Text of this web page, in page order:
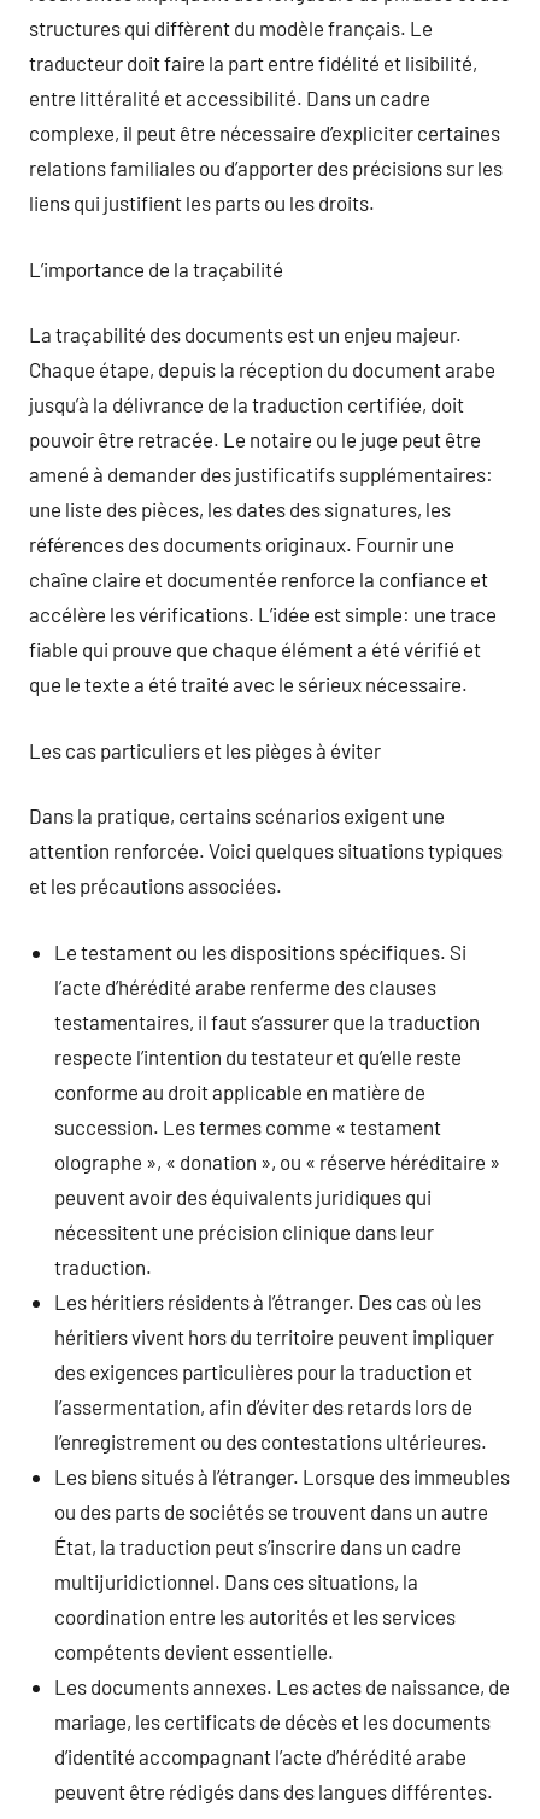
structures qui diffèrent du modèle français. Le
traducteur doit faire la part entre fidélité et lisibilité,
entre littéralité et accessibilité. Dans un cadre
complexe, il peut être nécessaire d’expliciter certaines
relations familiales ou d’apporter des précisions sur les
liens qui justifient les parts ou les droits.
L’importance de la traçabilité
La traçabilité des documents est un enjeu majeur.
Chaque étape, depuis la réception du document arabe
jusqu’à la délivrance de la traduction certifiée, doit
pouvoir être retracée. Le notaire ou le juge peut être
amené à demander des justificatifs supplémentaires:
une liste des pièces, les dates des signatures, les
références des documents originaux. Fournir une
chaîne claire et documentée renforce la confiance et
accélère les vérifications. L’idée est simple: une trace
fiable qui prouve que chaque élément a été vérifié et
que le texte a été traité avec le sérieux nécessaire.
Les cas particuliers et les pièges à éviter
Dans la pratique, certains scénarios exigent une
attention renforcée. Voici quelques situations typiques
et les précautions associées.
Le testament ou les dispositions spécifiques. Si
l’acte d’hérédité arabe renferme des clauses
testamentaires, il faut s’assurer que la traduction
respecte l’intention du testateur et qu’elle reste
conforme au droit applicable en matière de
succession. Les termes comme « testament
olographe », « donation », ou « réserve héréditaire »
peuvent avoir des équivalents juridiques qui
nécessitent une précision clinique dans leur
traduction.
Les héritiers résidents à l’étranger. Des cas où les
héritiers vivent hors du territoire peuvent impliquer
des exigences particulières pour la traduction et
l’assermentation, afin d’éviter des retards lors de
l’enregistrement ou des contestations ultérieures.
Les biens situés à l’étranger. Lorsque des immeubles
ou des parts de sociétés se trouvent dans un autre
État, la traduction peut s’inscrire dans un cadre
multijuridictionnel. Dans ces situations, la
coordination entre les autorités et les services
compétents devient essentielle.
Les documents annexes. Les actes de naissance, de
mariage, les certificats de décès et les documents
d’identité accompagnant l’acte d’hérédité arabe
peuvent être rédigés dans des langues différentes.